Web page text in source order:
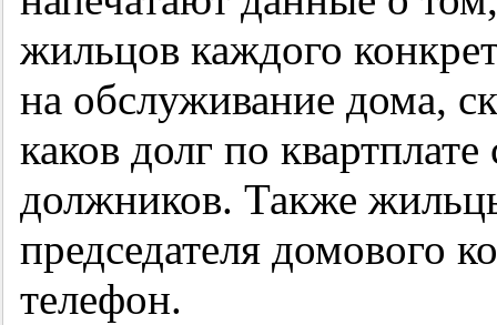
жильцов каждого
на обслуживание дома,
каков долг по
должников. Также
председателя домового
телефон.